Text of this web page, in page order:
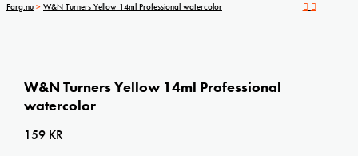
Farg.nu > W&N Turners Yellow 14ml Professional watercolor
W&N Turners Yellow 14ml Professional
watercolor
159 KR